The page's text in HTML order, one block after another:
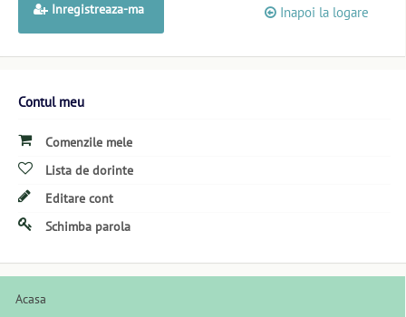
Inregistreaza-ma Inapoi la logare
Contul meu
Comenzile mele
Lista de dorinte
Editare cont
Schimba parola
Acasa